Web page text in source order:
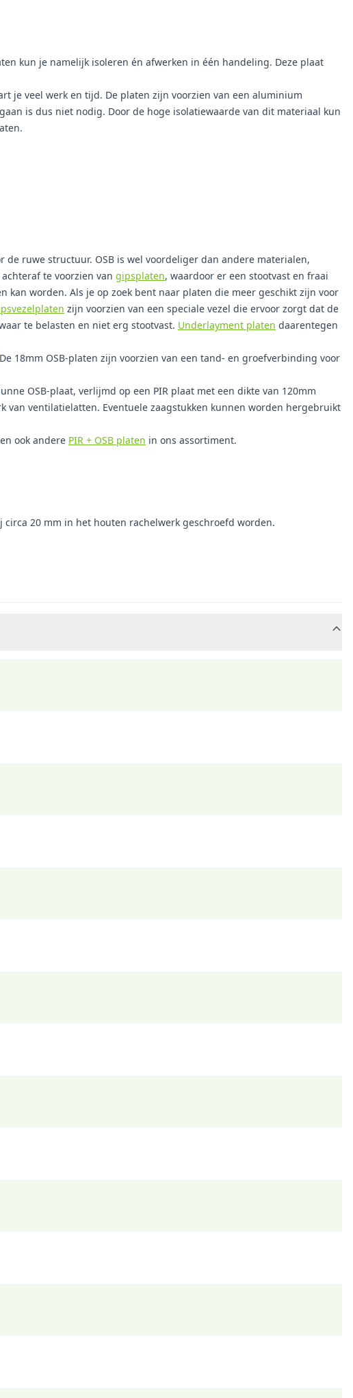
kun je namelijk isoleren én afwerken in één handeling. Deze plaat
je veel werk en tijd. De platen zijn voorzien van een aluminium
is dus niet nodig. Door de hoge isolatiewaarde van dit materiaal kun
de ruwe structuur. OSB is wel voordeliger dan andere materialen,
te voorzien van gipsplaten, waardoor er een stootvast en fraai
kan worden. Als je op zoek bent naar platen die meer geschikt zijn voor
zijn voorzien van een speciale vezel die ervoor zorgt dat de
te belasten en niet erg stootvast. Underlayment platen daarentegen
18mm OSB-platen zijn voorzien van een tand- en groefverbinding voor
OSB-plaat, verlijmd op een PIR plaat met een dikte van 120mm
van ventilatielatten. Eventuele zaagstukken kunnen worden hergebruikt
ook andere PIR + OSB platen in ons assortiment.
20 mm in het houten rachelwerk geschroefd worden.